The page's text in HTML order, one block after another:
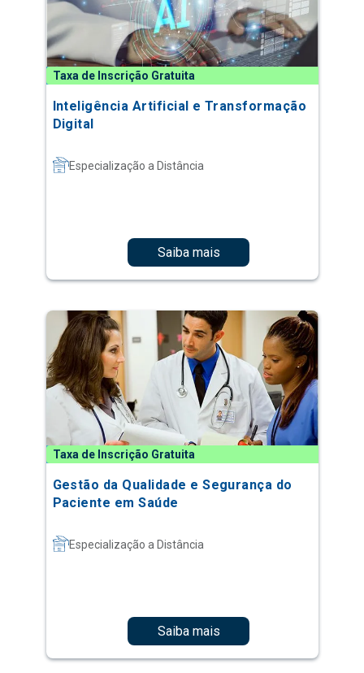
Taxa de Inscrição Gratuita
Inteligência Artificial e Transformação
Digital
Especialização a Distância
Saiba mais
Taxa de Inscrição Gratuita
Gestão da Qualidade e Segurança do
Paciente em Saúde
Especialização a Distância
Saiba mais